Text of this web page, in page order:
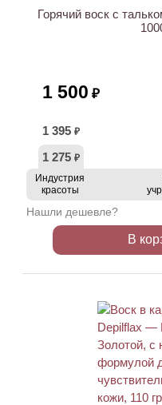
Горячий воск с
1 500 ₽
1 395 ₽
1 275 ₽
Индустрия
красоты
Нашли дешевле?
В